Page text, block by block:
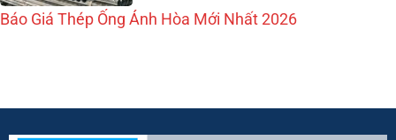
Báo Giá Thép Ống Ánh Hòa Mới Nhất 2026